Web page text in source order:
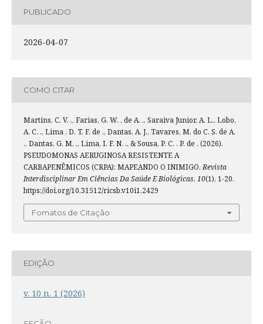
PUBLICADO
2026-04-07
COMO CITAR
Martins, C. V. ., Farias, G. W. . de A. ., Saraiva Junior, A. L., Lobo,
A. C. ., Lima , D. T. F. de ., Dantas, A. J., Tavares, M. do C. S. de A.
., Dantas, G. M. ., Lima, I. F. N. ., & Sousa, P. C. . P. de . (2026).
PSEUDOMONAS AERUGINOSA RESISTENTE A
CARBAPENÊMICOS (CRPA): MAPEANDO O INIMIGO.Revista
Interdisciplinar Em Ciências Da Saúde E Biológicas, 10(1), 1-20.
https://doi.org/10.31512/ricsb.v10i1.2429
Fomatos de Citação
EDIÇÃO
v. 10 n. 1 (2026)